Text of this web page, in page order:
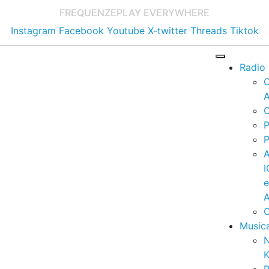
FREQUENZEPLAY EVERYWHERE
Instagram Facebook Youtube X-twitter Threads Tiktok
Radio
e